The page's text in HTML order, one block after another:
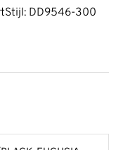
DD9546-300